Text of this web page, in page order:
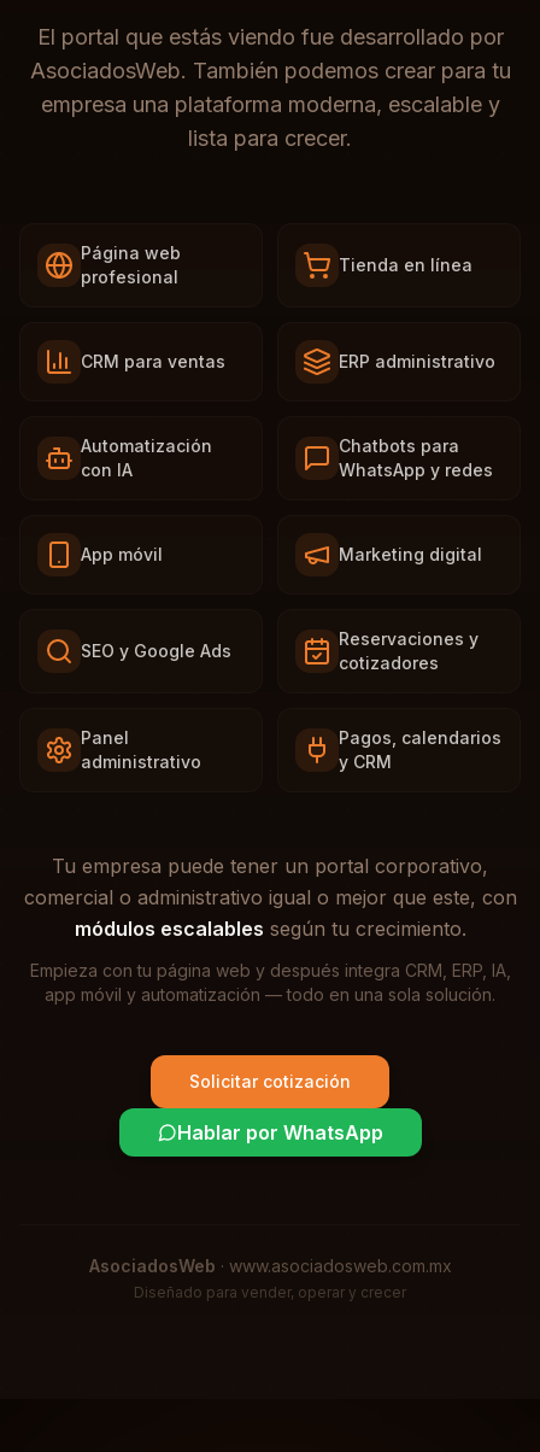
El portal que estás viendo fue desarrollado por
AsociadosWeb. También podemos crear para tu
empresa una plataforma moderna, escalable y
lista para crecer.
Página web
profesional
Tienda en línea
CRM para ventas ERP administrativo
Automatización
con IA
Chatbots para
WhatsApp y redes
App móvil Marketing digital
SEO y Google Ads
Reservaciones y
cotizadores
Panel
administrativo
Pagos, calendarios
y CRM
Tu empresa puede tener un portal corporativo,
comercial o administrativo igual o mejor que este, con
módulos escalables según tu crecimiento.
Empieza con tu página web y después integra CRM, ERP, IA,
app móvil y automatización — todo en una sola solución.
Solicitar cotización
Hablar por WhatsApp
AsociadosWeb · www.asociadosweb.com.mx
Diseñado para vender, operar y crecer